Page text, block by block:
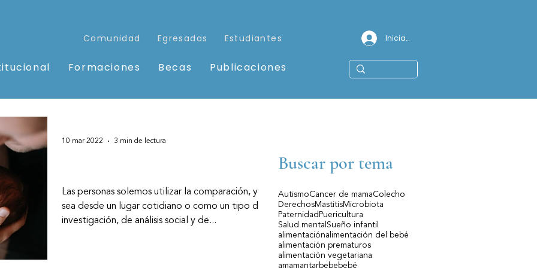
Comunidad Egresadas Estudiantes
Formaciones Becas Publicaciones
Iniciar sesión
Las personas solemos utilizar la comparación, ya
sea desde un lugar cotidiano o como un tipo de
investigación, de análisis social y de...
10 mar 2022 3 min de lectura
Buscar por tema
AutismoCancer de mamaColecho
DerechosMastitisMicrobiota
Paternidad Puericultura
Salud mental Sueño infantil
alimentaciónalimentación del bebé
alimentación prematuros
alimentación vegetariana
amamantarbebe bebé